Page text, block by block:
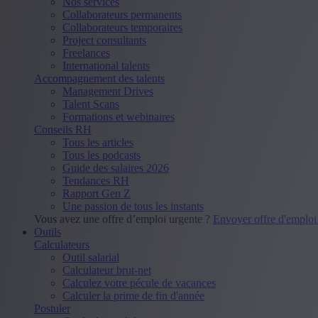
Collaborateurs permanents
Collaborateurs temporaires
Project consultants
Freelances
International talents
Accompagnement des talents
Management Drives
Talent Scans
Formations et webinaires
Conseils RH
Tous les articles
Tous les podcasts
Guide des salaires 2026
Tendances RH
Rapport Gen Z
Une passion de tous les instants
Vous avez une offre d’emploi urgente ? Envoyer offre
Outils
Calculateurs
Outil salarial
Calculateur brut-net
Calculez votre pécule de vacances
Calculer la prime de fin d'année
Postuler